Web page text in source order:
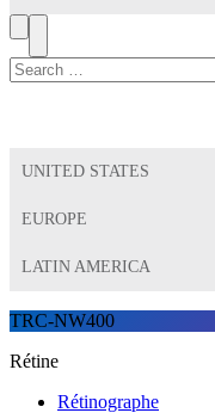
Search
Toggle
Menu
Chercher:
UNITED STATES
EUROPE
LATIN AMERICA
TRC-NW400
Rétine
Rétinographe